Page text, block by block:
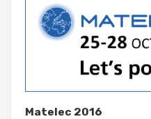
Matelec 2016